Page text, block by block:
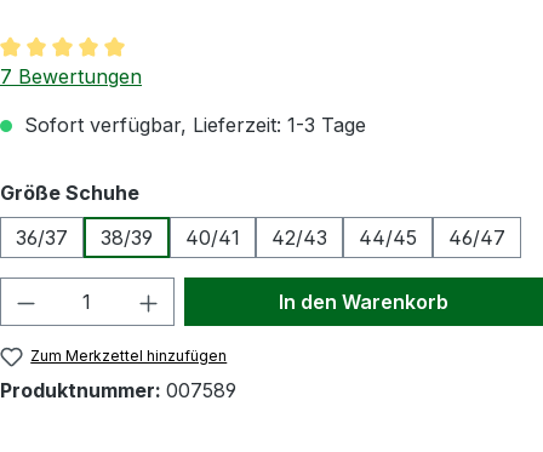
Durchschnittliche Bewertung von 5 von 5 Sternen
7 Bewertungen
Sofort verfügbar, Lieferzeit: 1-3 Tage
Größe Schuheauswählen
36/37
38/39 40/41 42/43 44/45 46/47
Produkt Anzahl: Gib den gewünschten
In den Warenkorb
Zum Merkzettel hinzufügen
Produktnummer: 007589